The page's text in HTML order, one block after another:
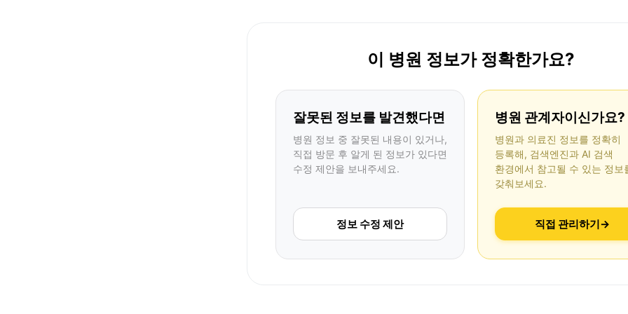
이 병원 정보가 정확한가요?
잘못된 정보를 발견했다면
병원 정보 중 잘못된 내용이 있거나,
직접 방문 후 알게 된 정보가 있다면
수정 제안을 보내주세요.
정보 수정 제안
병원 관계자이신가요?
병원과 의료진 정보를 정확히
등록해, 검색엔진과 AI 검색
환경에서 참고될 수 있는 정보
갖춰보세요.
직접 관리하기→